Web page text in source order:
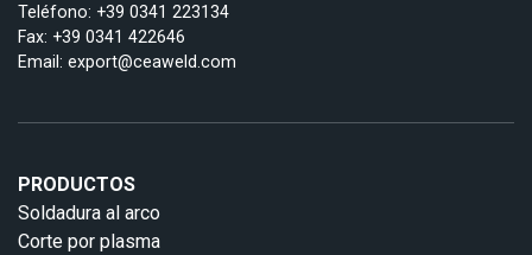
Teléfono: +39 0341 223134
Fax: +39 0341 422646
Email: export@ceaweld.com
PRODUCTOS
Soldadura al arco
Corte por plasma